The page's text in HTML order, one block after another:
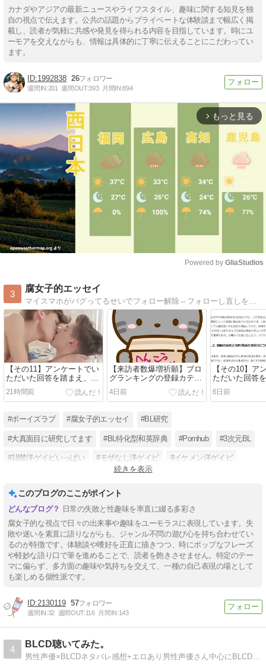
カナダやアジアの最新ニュースやライフスタイル、趣味に関する知見を独
自の視点で伝えます。公共の話題からプライベートな体験談まで幅広く掲
載し、読者が気軽に共感や発見を得られる内容を目指しています。時にユ
ーモアを交えながらも、情報は具体的に丁寧に伝えることにこだわってい
ます。
1992838 26
週間IN:201 週間OUT:393 月間IN:894
arrow_forward_ios もっと見る
Powered by GliaStudios
3
腐女子的エッセイ
【その11】アンケートでい
ただいた回答を踏まえ、
「再◯◯特集」しちゃう回
＼＼\\٩( 'ω' )و //／／：S字
攻め・開発編【R18】
21時間前
【来訪者数爆増祈願】ブロ
グランキングの登録カテゴ
リーを変更してみた【目標
10倍】
4日前
【その10】ア
ただいた回答
「再◯◯特集
＼＼\\٩( 'ω' )و //／／：S字
攻め・開発編
6日前
#ボーイズラブ #腐女子的エッセイ #BL研究
#大真面目に研究してます #BL特化型和英辞典 #Pornhub #3次元BL
#18禁洋ゲイビいっぱい #モザなし洋ゲイビ #イケメン洋ゲイビ
続きを表示
このブログのここがポイント
日常の失敗と性趣味を率直に綴る多彩さ
腐女子的な視点で日々の出来事や趣味をユーモラスに表現しています。失
敗や迷いを素直に語りながらも、ジャンル不問の遊び心を持ち合わせてい
るのが特徴です。体験談や嗜好を正直に描きつつ、時にポップなフレーズ
や軽妙な語り口で筆を進めることで、読者を飽きさせません。特定のテー
マに偏らず、多方面の趣味や気持ちを交えて、一種の自己表現の場として
も楽しめる個性派です。
2130119 57
週間IN:32 週間OUT:116 月間IN:143
4
BLCD聴いてみた。
男性声優×BLCDネタバレ感想+エロあり男性声優さん中心にBLCD感想を激しくネタバレ×エロ要素多め＋特濃で語ってみた